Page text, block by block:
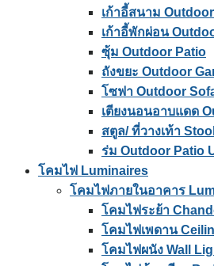
เก้าอี้สนาม
เก้าอี้พักผ่อน
ซุ้ม Outdoor Patio
ถังขยะ Outdoor
โซฟา Outdoor
เตียงนอนอาบแดด
สตูล/ ที่วางเท้า Stool
ร่ม Outdoor Patio
โคมไฟ Luminaires
โคมไฟภายในอาคาร
โคมไฟระย้า
โคมไฟเพดาน
โคมไฟผนัง Wall